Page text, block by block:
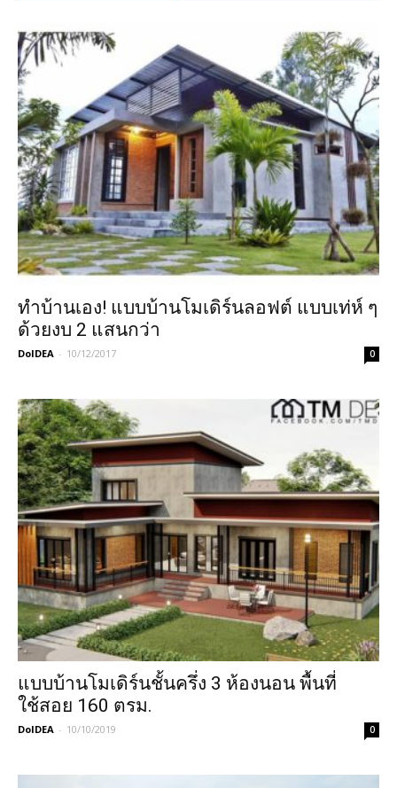
ทำบ้านเอง! แบบบ้านโมเดิร์นลอฟต์ แบบเท่ห์ ๆ
ด้วยงบ 2 แสนกว่า
DoIDEA - 10/12/2017 0
แบบบ้านโมเดิร์นชั้นครึ่ง 3 ห้องนอน พื้นที่
ใช้สอย 160 ตรม.
DoIDEA - 10/10/2019 0